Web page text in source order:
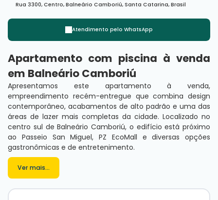
Rua 3300,Centro,Balneário Camboriú,Santa Catarina,Brasil
Atendimento pelo WhatsApp
Apartamento com piscina à venda
em Balneário Camboriú
Apresentamos este apartamento à venda,
empreendimento recém-entregue que combina design
contemporâneo, acabamentos de alto padrão e uma das
áreas de lazer mais completas da cidade. Localizado no
centro sul de Balneário Camboriú, o edifício está próximo
ao Passeio San Miguel, PZ EcoMall e diversas opções
gastronômicas e de entretenimento.
O imóvel, com excelente face leste e terraço privativo,
oferece ampla ventilação e iluminação natural. São 3
suítes, living integrado com churrasqueira a carvão e
piscina privativa, além de 3 vagas de garagem exclusivas.
Ver mais...